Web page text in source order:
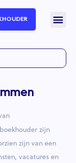
zijn
zijn van een
vacatures en